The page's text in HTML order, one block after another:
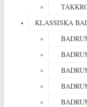
KLASSISKA